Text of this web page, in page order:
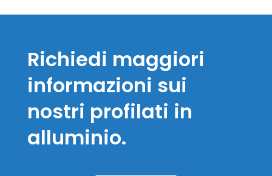
Richiedi maggiori
informazioni sui
nostri profilati in
alluminio.